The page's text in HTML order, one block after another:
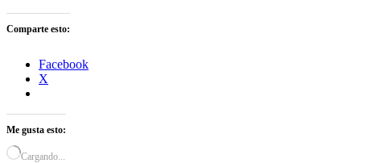
Comparte esto:
Facebook
X
Me gusta esto:
Cargando...